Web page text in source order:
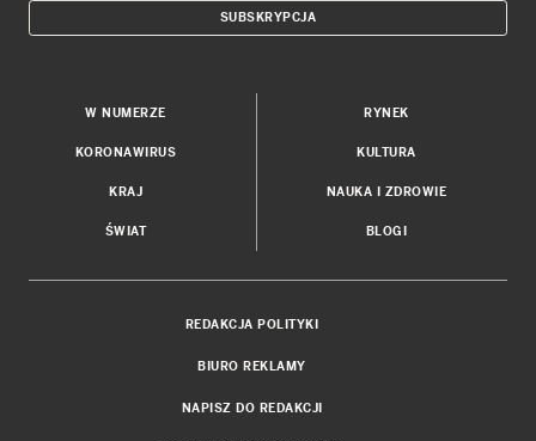
SUBSKRYPCJA
W NUMERZE
KORONAWIRUS
KRAJ
ŚWIAT
RYNEK
KULTURA
NAUKA I ZDROWIE
BLOGI
REDAKCJA POLITYKI
BIURO REKLAMY
NAPISZ DO REDAKCJI